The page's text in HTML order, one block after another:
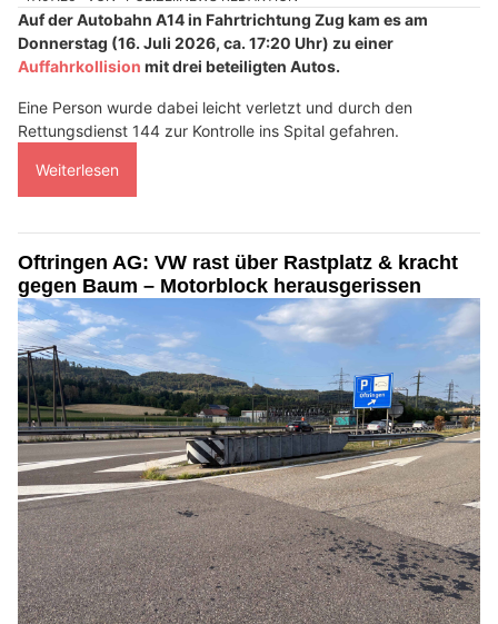
Auf der Autobahn A14 in Fahrtrichtung Zug kam es am
Donnerstag (16. Juli 2026, ca. 17:20 Uhr) zu einer
Auffahrkollision mit drei beteiligten Autos.
Eine Person wurde dabei leicht verletzt und durch den
Rettungsdienst 144 zur Kontrolle ins Spital gefahren.
Weiterlesen
Oftringen AG: VW rast über Rastplatz & kracht
gegen Baum – Motorblock herausgerissen